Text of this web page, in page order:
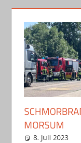
MORSUM
8. Juli 2023